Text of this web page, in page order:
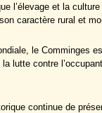
l’élevage et la
caractère rural et
le Comminges
lutte contre
continue de